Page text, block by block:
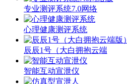
专业测评系统7.0网络
心理健康测评系统
辰辰1号（大白拥抱云端
智能互动宣泄仪